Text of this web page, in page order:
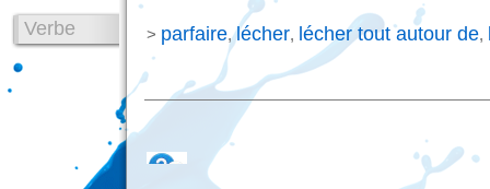
Verbe
> parfaire,lécher, lécher tout autour de,